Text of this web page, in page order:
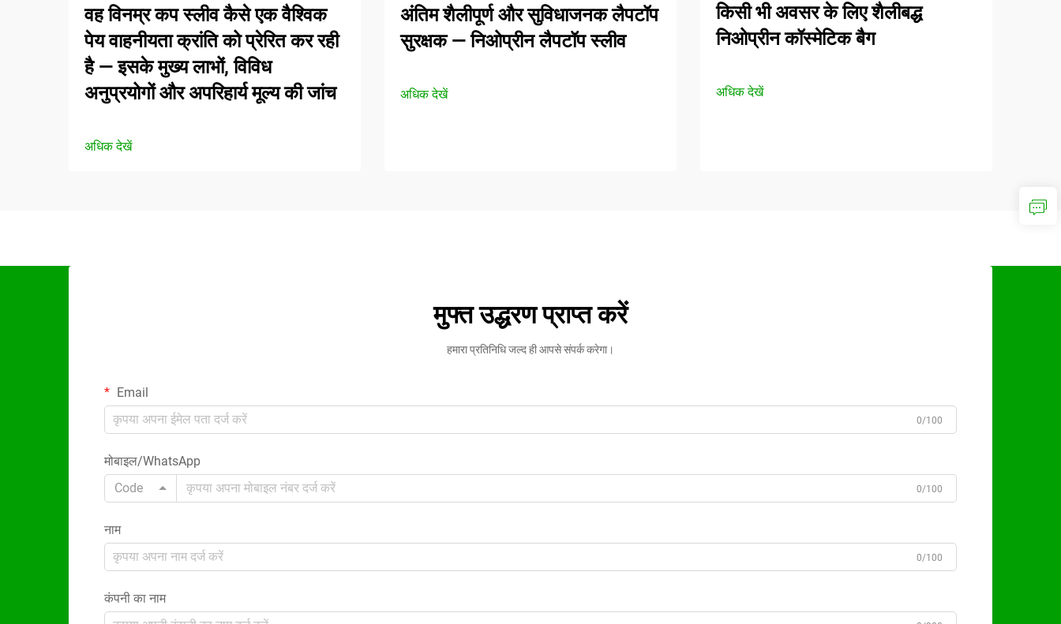
वह विनम्र कप स्लीव कैसे एक वैश्विक
पेय वाहनीयता क्रांति को प्रेरित कर रही
है — इसके मुख्य लाभों, विविध
अनुप्रयोगों और अपरिहार्य मूल्य की जांच
अधिक देखें
अंतिम शैलीपूर्ण और सुविधाजनक लैपटॉप
सुरक्षक — निओप्रीन लैपटॉप स्लीव
अधिक देखें
किसी भी अवसर के लिए शैलीबद्ध
निओप्रीन कॉस्मेटिक बैग
अधिक देखें
मुफ्त उद्धरण प्राप्त करें
हमारा प्रतिनिधि जल्द ही आपसे संपर्क करेगा।
Email
0/100
मोबाइल/WhatsApp
Code
0/100
नाम
0/100
कंपनी का नाम